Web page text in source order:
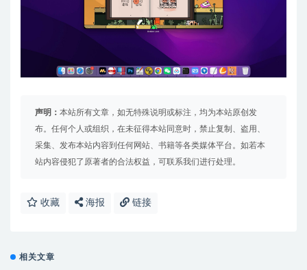
声明： 本站所有文章，如无特殊说明或标注，均为本站原创发
布。任何个人或组织，在未征得本站同意时，禁止复制、盗用、
采集、发布本站内容到任何网站、书籍等各类媒体平台。如若本
站内容侵犯了原著者的合法权益，可联系我们进行处理。
收藏 海报 链接
相关文章